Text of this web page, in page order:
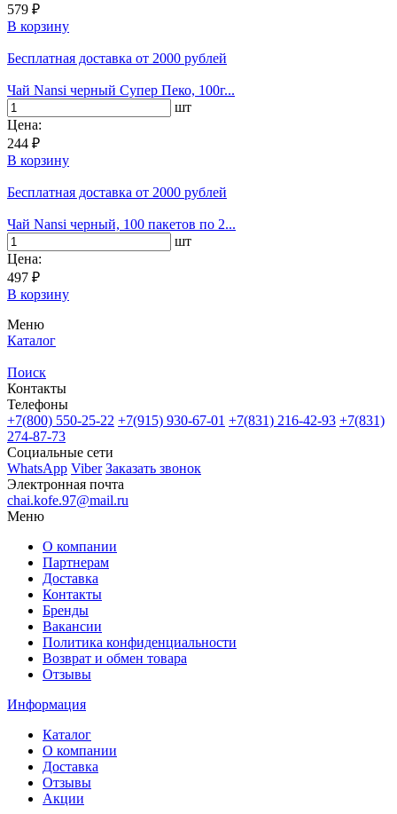
579 ₽
В корзину
Бесплатная доставка от 2000 рублей
Чай Nansi черный Супер Пеко, 100г...
шт
Цена:
244 ₽
В корзину
Бесплатная доставка от 2000 рублей
Чай Nansi черный, 100 пакетов по 2...
шт
Цена:
497 ₽
В корзину
Меню
Каталог
Поиск
Контакты
Телефоны
+7(800) 550-25-22 +7(915) 930-67-01 +7(831) 216-42-93 +7(831)
274-87-73
Социальные сети
WhatsApp Viber Заказать звонок
Электронная почта
chai.kofe.97@mail.ru
Меню
О компании
Партнерам
Доставка
Контакты
Бренды
Вакансии
Политика конфиденциальности
Возврат и обмен товара
Отзывы
Информация
Каталог
О компании
Доставка
Отзывы
Акции